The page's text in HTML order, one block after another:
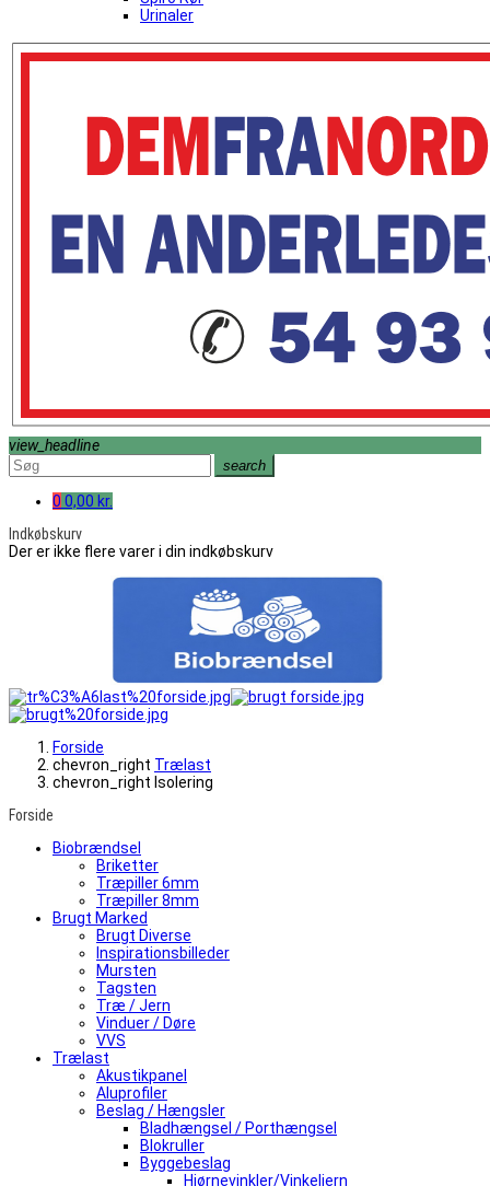
Urinaler
view_headline
search
0 0,00 kr.
Indkøbskurv
Der er ikke flere varer i din indkøbskurv
Forside
chevron_right Trælast
chevron_right Isolering
Forside
Biobrændsel
Briketter
Træpiller 6mm
Træpiller 8mm
Brugt Marked
Brugt Diverse
Inspirationsbilleder
Mursten
Tagsten
Træ / Jern
Vinduer / Døre
VVS
Trælast
Akustikpanel
Aluprofiler
Beslag / Hængsler
Bladhængsel / Porthængsel
Blokruller
Byggebeslag
Hjørnevinkler/Vinkeljern